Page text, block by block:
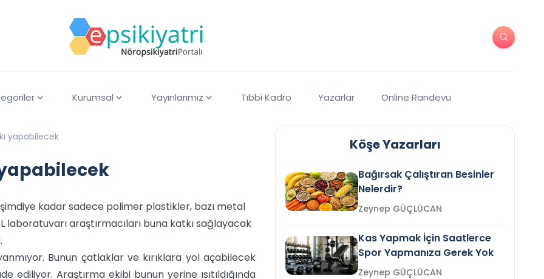
Kurumsal Yayınlarımız Tıbbi Kadro Yazarlar Online Randevu
yapabilecek
kadar sadece polimer plastikler, bazı metal
araştırmacıları buna katkı sağlayacak
Bunun çatlaklar ve kırıklara yol açabilecek
Araştırma ekibi bunun yerine ısıtıldığında
Köşe Yazarları
Bağırsak Çalıştıran Besinler
Nelerdir?
Zeynep GÜÇLÜCAN
Kas Yapmak İçin Saatlerce
Spor Yapmanıza Gerek Yok
Zeynep GÜÇLÜCAN